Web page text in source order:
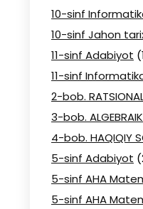
10-sinf
10-sinf Jahon
11-sinf Adabiyot
11-sinf
2-bob.
3-bob.
4-bob. HAQIQIY
5-sinf Adabiyot
5-sinf AHA
5-sinf AHA